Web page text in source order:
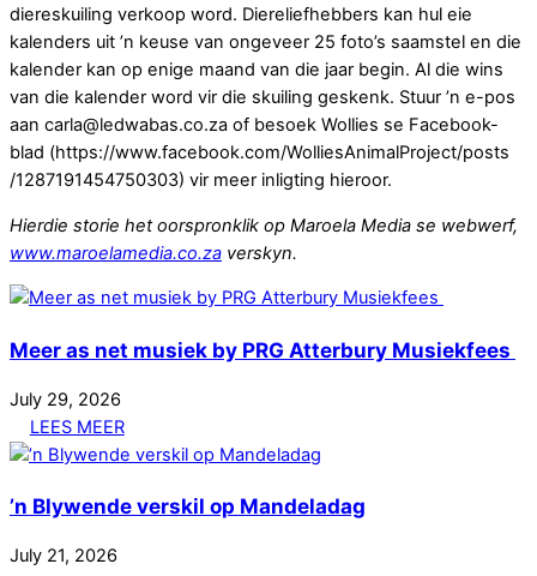
diereskuiling verkoop word. Diereliefhebbers kan hul eie
kalenders uit ʼn keuse van ongeveer 25 foto’s saamstel en die
kalender kan op enige maand van die jaar begin. Al die wins
van die kalender word vir die skuiling geskenk. Stuur ʼn e-pos
aan carla@ledwabas.co.za of besoek Wollies se Facebook-
blad (https://www.facebook.com/WolliesAnimalProject/posts
/1287191454750303) vir meer inligting hieroor.
Hierdie storie het oorspronklik op Maroela Media se webwerf,
www.maroelamedia.co.za verskyn.
Meer as net musiek by PRG Atterbury Musiekfees
July 29, 2026
LEES MEER
’n Blywende verskil op Mandeladag
July 21, 2026